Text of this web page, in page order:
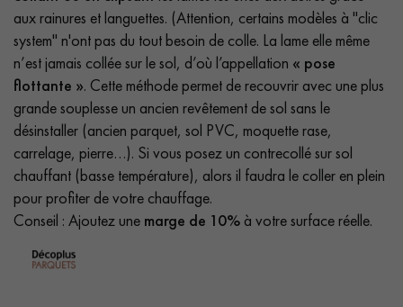
aux rainures et languettes. (Attention, certains modèles à "clic
system" n'ont pas du tout besoin de colle. La lame elle même
n’est jamais collée sur le sol, d’où l’appellation « pose
flottante ». Cette méthode permet de recouvrir avec une plus
grande souplesse un ancien revêtement de sol sans le
désinstaller (ancien parquet, sol PVC, moquette rase,
carrelage, pierre…). Si vous posez un contrecollé sur sol
chauffant (basse température), alors il faudra le coller en plein
pour profiter de votre chauffage.
Conseil : Ajoutez une marge de 10% à votre surface réelle.